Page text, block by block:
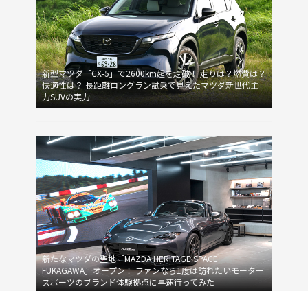
新型マツダ「CX-5」で2600km超を走破！ 走りは？燃費は？
快適性は？ 長距離ロングラン試乗で見えたマツダ新世代主
力SUVの実力
新たなマツダの聖地「MAZDA HERITAGE SPACE
FUKAGAWA」オープン！ ファンなら1度は訪れたいモーター
スポーツのブランド体験拠点に早速行ってみた